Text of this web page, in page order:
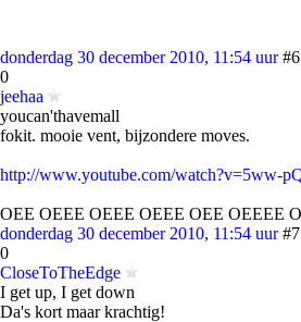
donderdag 30 december 2010, 11:54 uur #6
0
jeehaa
youcan'thavemall
fokit. mooie vent, bijzondere moves.
http://www.youtube.com/watch?v=5ww-
OEE OEEE OEEE OEEE OEE OEEEE
donderdag 30 december 2010, 11:54 uur #7
0
CloseToTheEdge
I get up, I get down
Da's kort maar krachtig!